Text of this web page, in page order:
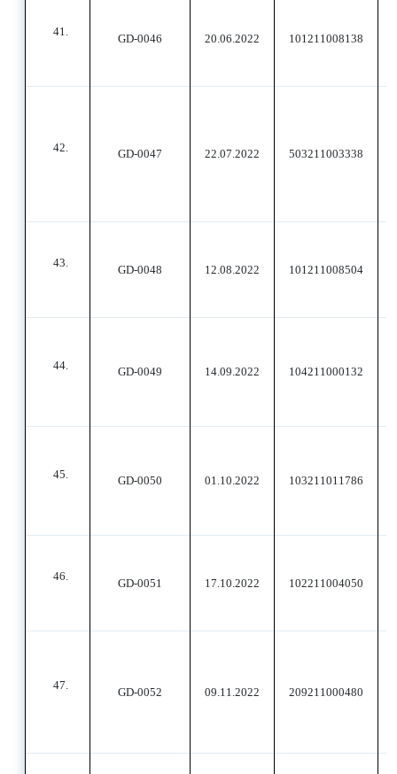
41.
GD-0046 20.06.2022 101211008138
42. GD-0047 22.07.2022 503211003338
43.
GD-0048 12.08.2022 101211008504
44. GD-0049 14.09.2022 104211000132
45. GD-0050 01.10.2022 103211011786
46.
GD-0051 17.10.2022 102211004050
47.
GD-0052 09.11.2022 209211000480